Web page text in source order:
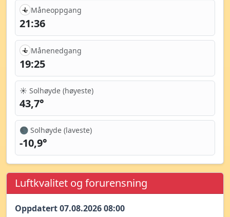
Måneoppgang
21:36
Månenedgang
19:25
☀️ Solhøyde (høyeste)
43,7°
🌑 Solhøyde (laveste)
-10,9°
Luftkvalitet og forurensning
Oppdatert 07.08.2026 08:00